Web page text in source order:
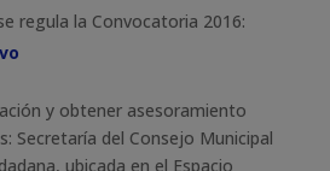
regula la Convocatoria 2016:
y obtener asesoramiento
Secretaría del Consejo Municipal
ubicada en el Espacio